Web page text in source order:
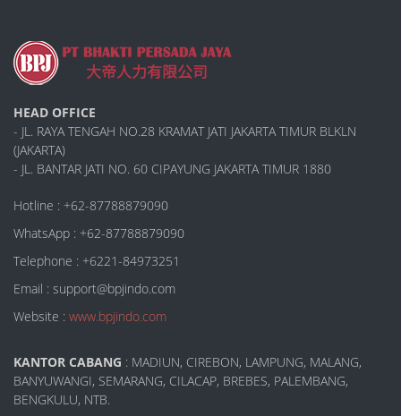
HEAD OFFICE
- JL. RAYA TENGAH NO.28 KRAMAT JATI JAKARTA TIMUR BLKLN
(JAKARTA)
- JL. BANTAR JATI NO. 60 CIPAYUNG JAKARTA TIMUR 1880
Hotline : +62-87788879090
WhatsApp : +62-87788879090
Telephone : +6221-84973251
Email : support@bpjindo.com
Website : www.bpjindo.com
KANTOR CABANG : MADIUN, CIREBON, LAMPUNG, MALANG,
BANYUWANGI, SEMARANG, CILACAP, BREBES, PALEMBANG,
BENGKULU, NTB.